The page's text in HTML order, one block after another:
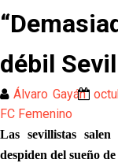
Juanlu se
tiene nuevo
últimas
Vargas y Sow
del martes
débil
Álvaro Gayán
FC Femenino
Las sevillistas
despiden del sueño